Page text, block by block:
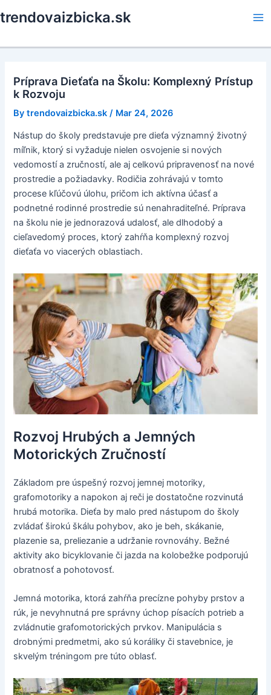
to
trendovaizbicka.sk
Príprava Dieťaťa na Školu: Komplexný Prístup
k Rozvoju
Bytrendovaizbicka.sk / Mar 24, 2026
Nástup do školy predstavuje pre dieťa významný životný
míľnik, ktorý si vyžaduje nielen osvojenie si nových
vedomostí a zručností, ale aj celkovú pripravenosť na nové
prostredie a požiadavky. Rodičia zohrávajú v tomto
procese kľúčovú úlohu, pričom ich aktívna účasť a
podnetné rodinné prostredie sú nenahraditeľné. Príprava
na školu nie je jednorazová udalosť, ale dlhodobý a
cieľavedomý proces, ktorý zahŕňa komplexný rozvoj
dieťaťa vo viacerých oblastiach.
Rozvoj Hrubých a Jemných
Motorických Zručností
Základom pre úspešný rozvoj jemnej motoriky,
grafomotoriky a napokon aj reči je dostatočne rozvinutá
hrubá motorika. Dieťa by malo pred nástupom do školy
zvládať širokú škálu pohybov, ako je beh, skákanie,
plazenie sa, preliezanie a udržanie rovnováhy. Bežné
aktivity ako bicyklovanie či jazda na kolobežke podporujú
obratnosť a pohotovosť.
Jemná motorika, ktorá zahŕňa precízne pohyby prstov a
rúk, je nevyhnutná pre správny úchop písacích potrieb a
zvládnutie grafomotorických prvkov. Manipulácia s
drobnými predmetmi, ako sú koráliky či stavebnice, je
skvelým tréningom pre túto oblasť.